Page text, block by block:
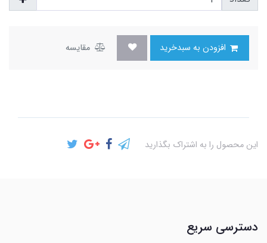
مقایسه
این محصول را به اشتراک بگذارید
دسترسی سریع